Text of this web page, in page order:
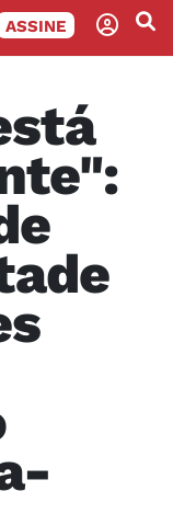
ASSINE